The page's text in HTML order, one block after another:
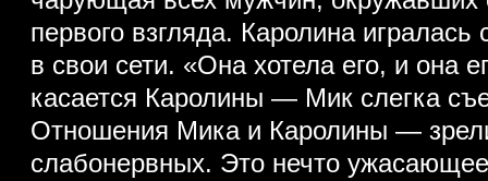
первого взгляда. Каролина
в свои сети. «Она хотела его, и она
касается Каролины — Мик слегка
Отношения Мика и Каролины —
слабонервных. Это нечто